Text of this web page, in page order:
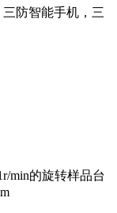
防智能手机，三
min的旋转样品台